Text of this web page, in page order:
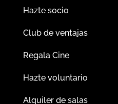
Hazte socio
Club de ventajas
Regala Cine
Hazte voluntario
Alquiler de salas